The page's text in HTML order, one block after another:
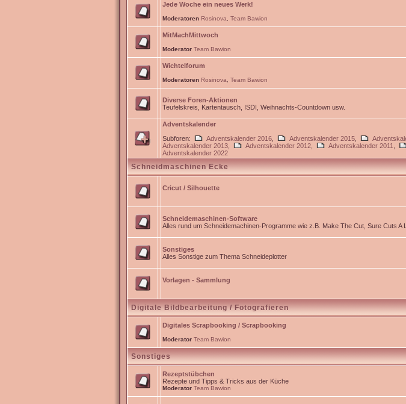
Jede Woche ein neues Werk!
Moderatoren Rosinova Team Bawion
MitMachMittwoch
Moderator Team Bawion
Wichtelforum
Moderatoren Rosinova Team Bawion
Diverse Foren-Aktionen
Teufelskreis, Kartentausch, ISDI, Weihnachts-Countdown usw.
Adventskalender
Subforen:
Adventskalender 2016 Adventskalender 2015
Adventskalender 2013
Adventskalender 2012 Adventskalender 2011
Adventskalender 2022
Schneidmaschinen Ecke
Cricut / Silhouette
Schneidemaschinen-Software
Alles rund um Schneidemachinen-Programme wie z.B. Make The Cut, Sure Cuts A
Sonstiges
Alles Sonstige zum Thema Schneideplotter
Vorlagen - Sammlung
Digitale Bildbearbeitung / Fotografieren
Digitales Scrapbooking / Scrapbooking
Moderator Team Bawion
Sonstiges
Rezeptstübchen
Rezepte und Tipps & Tricks aus der Küche
Moderator Team Bawion